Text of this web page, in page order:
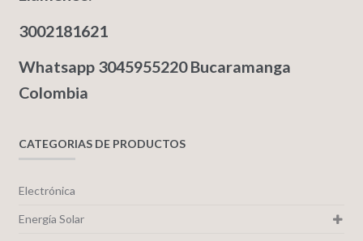
3002181621
Whatsapp 3045955220 Bucaramanga
Colombia
CATEGORIAS DE PRODUCTOS
Electrónica
Energía Solar